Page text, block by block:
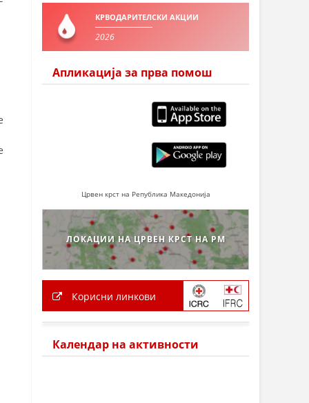
КРВОДАРИТЕЛСКИ АКЦИИ
2026
Апликација за прва помош
Црвен крст на Република Македонија
ЛОКАЦИИ НА ЦРВЕН КРСТ НА РМ
Корисни линкови
Календар на активности